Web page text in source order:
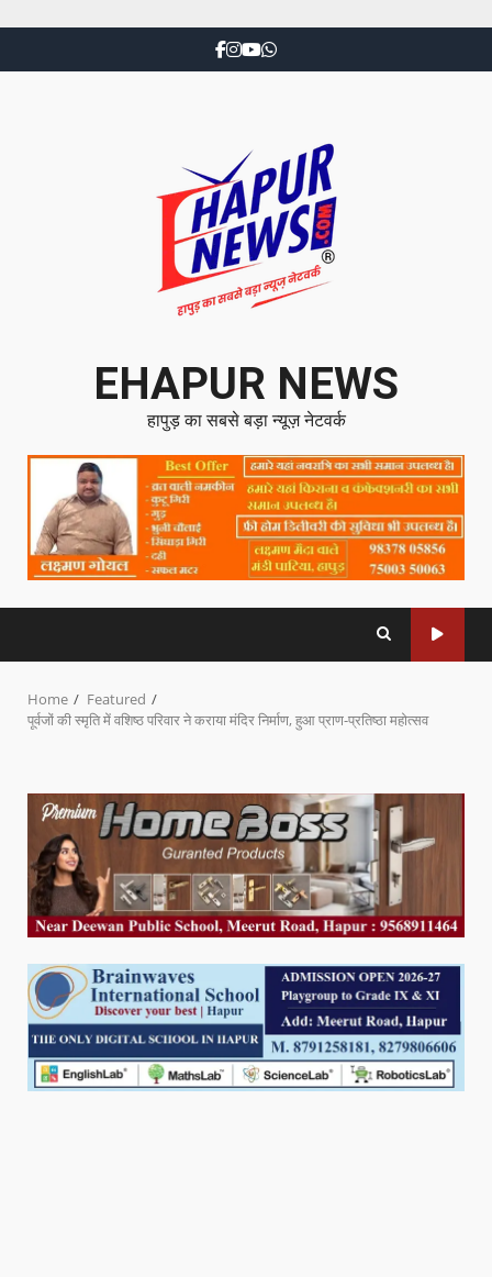
EHAPUR NEWS
हापुड़ का सबसे बड़ा न्यूज़ नेटवर्क
Home
Featured
पूर्वजों की स्मृति में वशिष्ठ परिवार ने कराया मंदिर निर्माण, हुआ प्राण-प्रतिष्ठा महोत्सव